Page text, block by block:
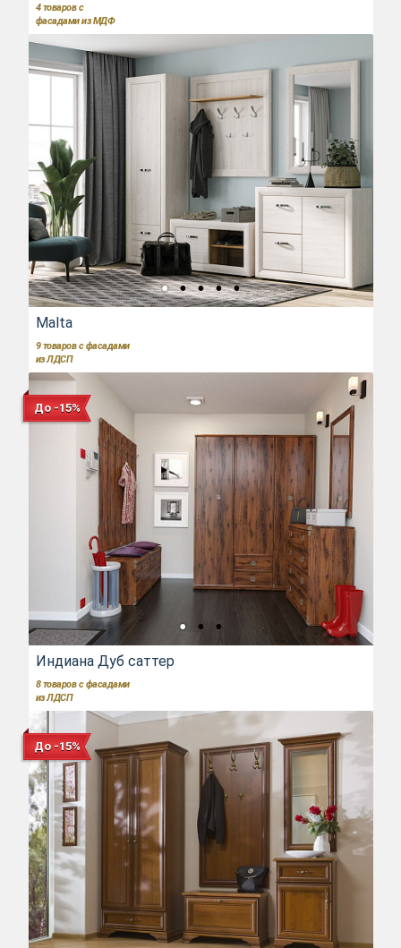
4 товаров с
фасадами из МДФ
Malta
9 товаров с фасадами
из ЛДСП
До -15%
Индиана Дуб саттер
8 товаров с фасадами
из ЛДСП
До -15%